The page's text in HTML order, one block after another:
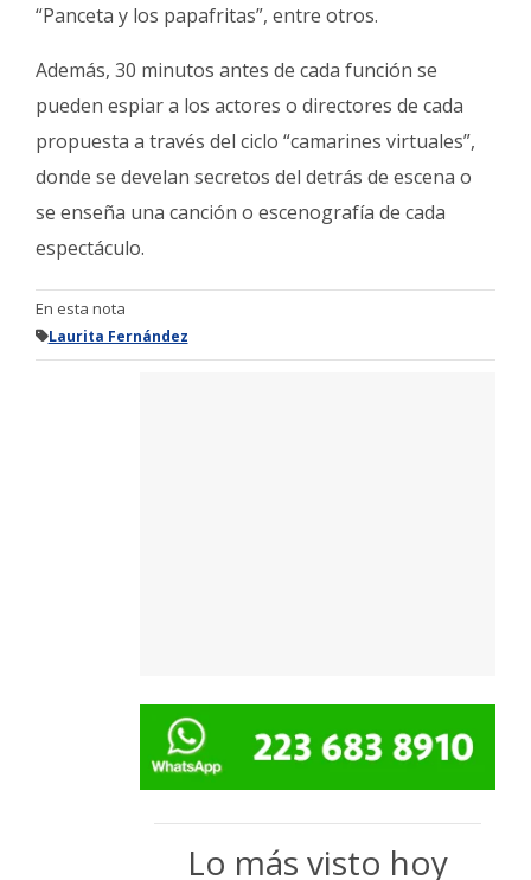
“Panceta y los papafritas”, entre otros.
Además, 30 minutos antes de cada función se
pueden espiar a los actores o directores de cada
propuesta a través del ciclo “camarines virtuales”,
donde se develan secretos del detrás de escena o
se enseña una canción o escenografía de cada
espectáculo.
En esta nota
Laurita Fernández
Lo más visto hoy